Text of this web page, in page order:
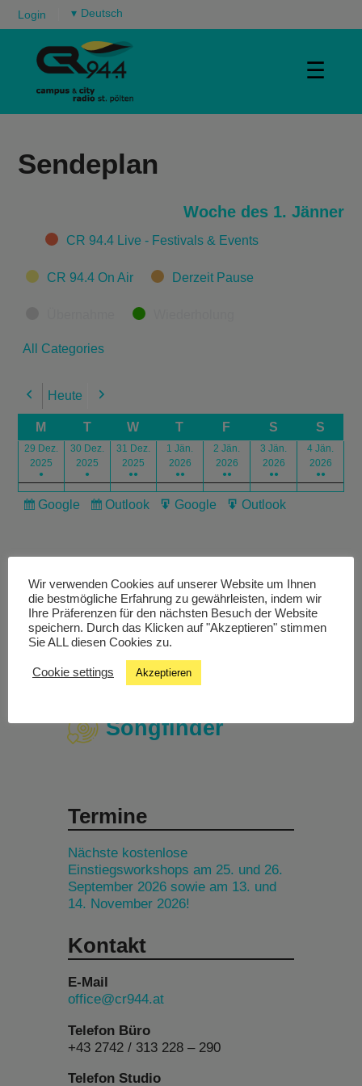
Login ▾
☰
Sendeplan
Woche des 1. Jänner
CategoriesCR 94.4 Live - Festivals & Events
CR 94.4 On Air Derzeit Pause
All Categories
Previous
Heute Next
M T W T F S S
29 Dez.
2025
●
30 Dez.
2025
●
31 Dez.
2025
●●
1 Jän.
2026
●●
2 Jän.
2026
●●
3 Jän.
2026
●●
4 Jän.
2026
●●
Subscribe
Google
Subscribe
Outlook
Export
Google
Export
Outlook
Livestream
Studiochat
Songfinder
Termine
Nächste kostenlose
Einstiegsworkshops am 25. und 26.
September 2026 sowie am 13. und
14. November 2026!
Kontakt
E-Mail
office@cr944.at
Telefon Büro
+43 2742 / 313 228 – 290
Telefon Studio
Wir verwenden Cookies auf unserer Website um Ihnen
die bestmögliche Erfahrung zu gewährleisten, indem wir
Ihre Präferenzen für den nächsten Besuch der Website
speichern. Durch das Klicken auf "Akzeptieren" stimmen
Sie ALL diesen Cookies zu.
Cookie settings Akzeptieren